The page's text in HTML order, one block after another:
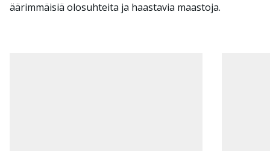
äärimmäisiä olosuhteita ja haastavia maastoja.